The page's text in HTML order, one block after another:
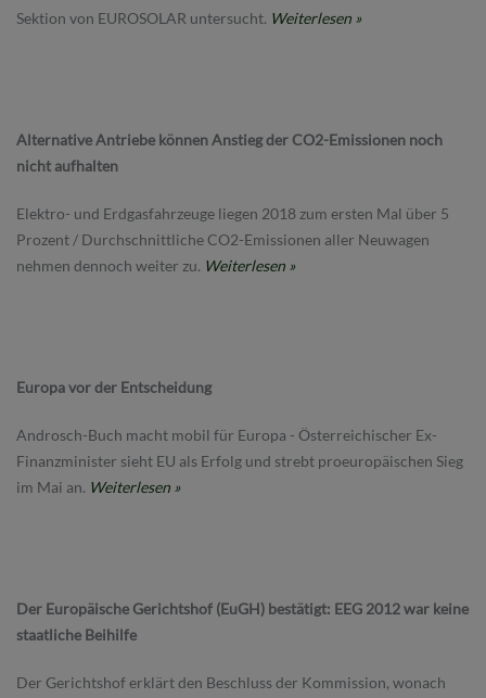
Sektion von EUROSOLAR untersucht. Weiterlesen »
Alternative Antriebe können Anstieg der CO2-Emissionen noch
nicht aufhalten
Elektro- und Erdgasfahrzeuge liegen 2018 zum ersten Mal über 5
Prozent / Durchschnittliche CO2-Emissionen aller Neuwagen
nehmen dennoch weiter zu. Weiterlesen »
Europa vor der Entscheidung
Androsch-Buch macht mobil für Europa - Österreichischer Ex-
Finanzminister sieht EU als Erfolg und strebt proeuropäischen Sieg
im Mai an. Weiterlesen »
Der Europäische Gerichtshof (EuGH) bestätigt: EEG 2012 war keine
staatliche Beihilfe
Der Gerichtshof erklärt den Beschluss der Kommission, wonach